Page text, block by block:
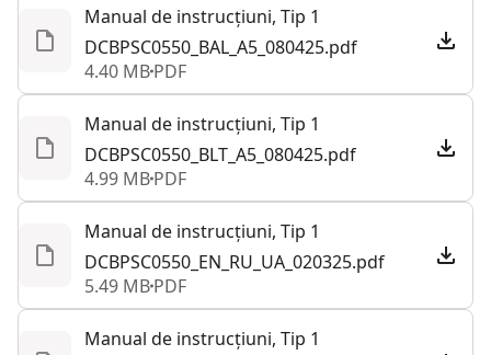
Manual de instrucțiuni, Tip 1
DCBPSC0550_BAL_A5_080425.pdf
4.40 MBPDF
Manual de instrucțiuni, Tip 1
DCBPSC0550_BLT_A5_080425.pdf
4.99 MBPDF
Manual de instrucțiuni, Tip 1
DCBPSC0550_EN_RU_UA_020325.pdf
5.49 MBPDF
Manual de instrucțiuni, Tip 1